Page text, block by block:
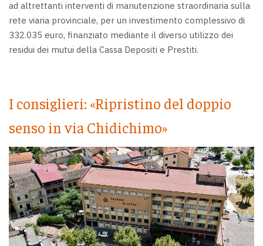
ad altrettanti interventi di manutenzione straordinaria sulla
rete viaria provinciale, per un investimento complessivo di
332.035 euro, finanziato mediante il diverso utilizzo dei
residui dei mutui della Cassa Depositi e Prestiti.
I consiglieri: «Ripristino del doppio
senso in via Chidichimo»